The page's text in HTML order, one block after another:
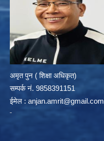
अमृत पुन ( शिक्षा अधिकृत)
सम्पर्क न‌ं. 9858391151
ईमेल : anjan.amrit@gmail.com